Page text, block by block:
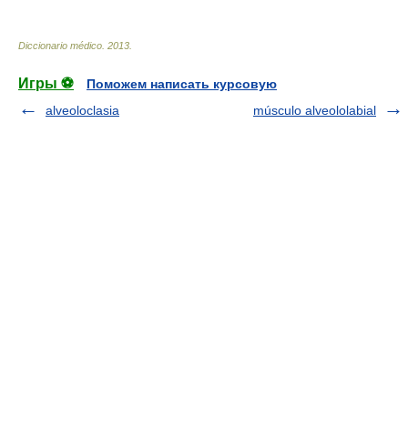
Diccionario médico 2013
Игры ⚽
Поможем написать курсовую
alveoloclasia
músculo alveololabial